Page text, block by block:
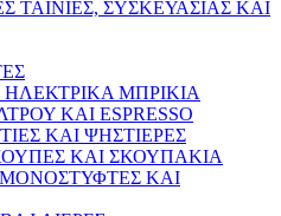
ΤΑΙΝΙΕΣ, ΣΥΣΚΕΥΑΣΙΑΣ ΚΑΙ
ΜΠΡΙΚΙΑ
ΚΑΙ ESPRESSO
ΚΑΙ ΨΗΣΤΙΕΡΕΣ
ΚΑΙ ΣΚΟΥΠΑΚΙΑ
ΚΑΙ